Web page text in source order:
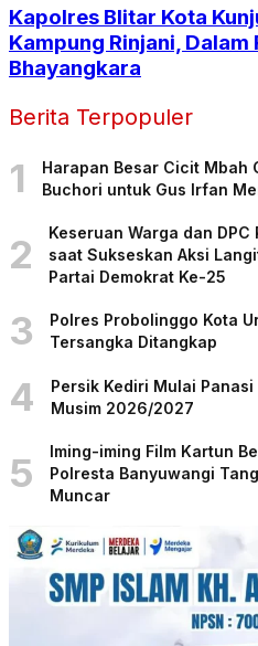
Kapolres Blitar Kota
Kampung Rinjani, Dalam
Bhayangkara
Berita Terpopuler
1
Harapan Besar Cicit Mbah
Buchori untuk Gus Irfan
2
Keseruan Warga dan DPC
saat Sukseskan Aksi
Partai Demokrat Ke-25
3
Polres Probolinggo Kota
Tersangka Ditangkap
4
Persik Kediri Mulai
Musim 2026/2027
5
Iming-iming Film Kartun
Polresta Banyuwangi
Muncar